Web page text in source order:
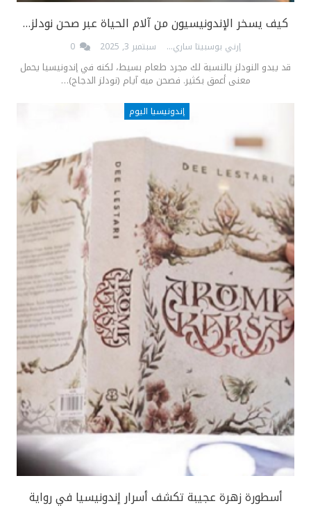
كيف يسخر الإندونيسيون من آلام الحياة عبر صحن نودلز…
إرني بوسبيتا ساري سبتمبر 3, 2025
قد يبدو النودلز بالنسبة لك مجرد طعام بسيط، لكنه في إندونيسيا يحمل
معنى أعمق بكثير. فصحن ميه آيام (نودلز الدجاج)…
إندونيسيا اليوم
أسطورة زهرة عجيبة تكشف أسرار إندونيسيا في رواية